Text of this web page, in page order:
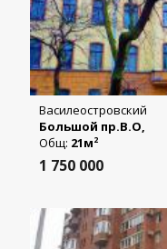
Василеостровский
Большой пр.В.О,
Общ: 21м2
1 750 000